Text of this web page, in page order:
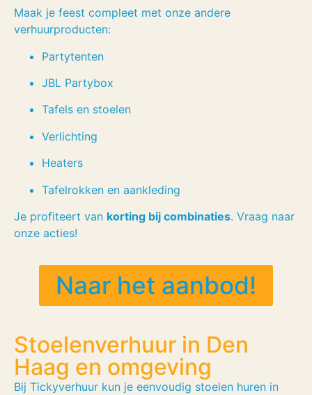
Maak je feest compleet met onze andere
verhuurproducten:
Partytenten
JBL Partybox
Tafels en stoelen
Verlichting
Heaters
Tafelrokken en aankleding
Je profiteert van korting bij combinaties. Vraag naar
onze acties!
Naar het aanbod!
Stoelenverhuur in Den
Haag en omgeving
Bij Tickyverhuur kun je eenvoudig stoelen huren in